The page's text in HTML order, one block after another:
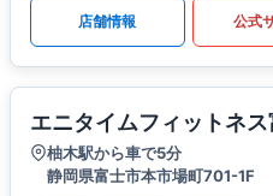
店舗情報 公式
エニタイムフィットネ
柚木駅から車で5分
静岡県富士市本市場町701-1F